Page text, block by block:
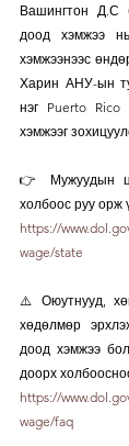
Вашингтон Д.С
доод хэмжээ
хэмжээнээс
Харин АНУ-ын
нэг Puerto
хэмжээг
👉 Мужуудын
холбоос руу орж
https://
wage/state
⚠️ Оюутнууд,
хөдөлмөр
доод хэмжээ
доорх
https://
wage/faq